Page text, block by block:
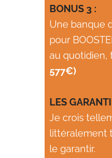
BONUS 3 :
Une banque
pour
au quotidien,
577€)
LES
Je crois
littéralement
le garantir.